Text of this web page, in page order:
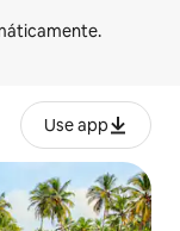
Use app